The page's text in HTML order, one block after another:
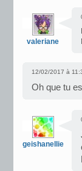
valeriane
12/02/2017 à
Oh que tu
geishanellie